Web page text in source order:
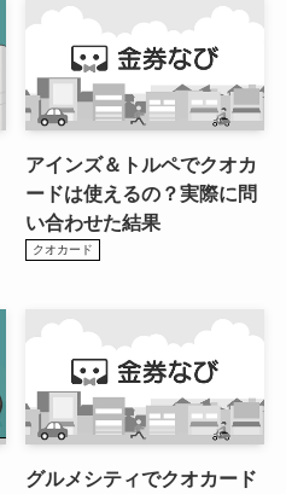
アインズ＆トルペでクオカ
ードは使えるの？実際に問
い合わせた結果
クオカード
グルメシティでクオカード